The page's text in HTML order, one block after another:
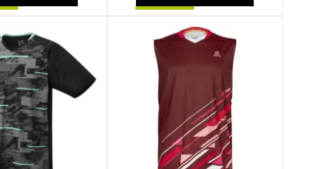
favorite_border